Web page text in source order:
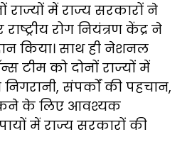
राज्यों में राज्य सरकारों ने
रोग नियंत्रण केंद्र ने
किया। साथ ही नेशनल
टीम को दोनों राज्यों में
संपर्कों की पहचान,
के लिए आवश्यक
में राज्य सरकारों की